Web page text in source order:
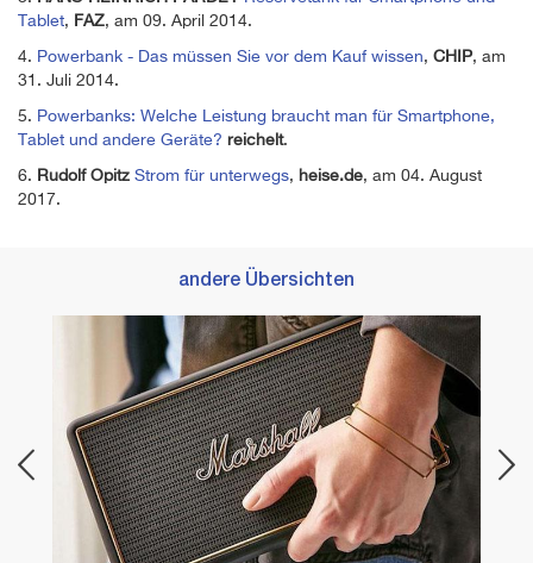
Tablet, FAZ, am 09. April 2014.
4. Powerbank - Das müssen Sie vor dem Kauf wissen, CHIP, am
31. Juli 2014.
5. Powerbanks: Welche Leistung braucht man für Smartphone,
Tablet und andere Geräte? reichelt.
6. Rudolf Opitz Strom für unterwegs, heise.de, am 04. August
2017.
andere Übersichten